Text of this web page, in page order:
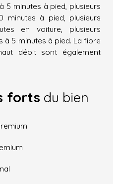
5 minutes à pied, plusieurs
minutes à pied, plusieurs
en voiture, plusieurs
à 5 minutes à pied. La fibre
débit sont également
forts du bien